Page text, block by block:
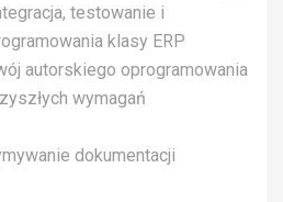
testowanie i
klasy ERP
autorskiego oprogramowania
wymagań
dokumentacji